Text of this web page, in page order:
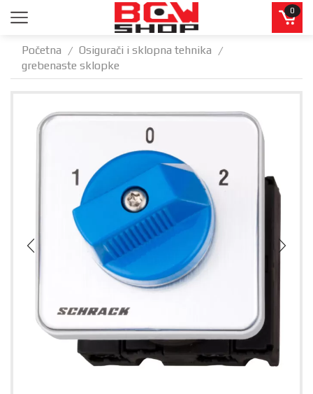
0
Početna / Osigurači i sklopna tehnika /
grebenaste sklopke